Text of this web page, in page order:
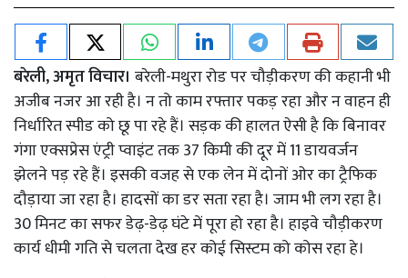
बरेली, अमृत विचार। बरेली-मथुरा रोड पर चौड़ीकरण की कहानी भी
अजीब नजर आ रही है। न तो काम रफ्तार पकड़ रहा और न वाहन ही
निर्धारित स्पीड को छू पा रहे हैं। सड़क की हालत ऐसी है कि बिनावर
गंगा एक्सप्रेस एंट्री प्वाइंट तक 37 किमी की दूर में 11 डायवर्जन
झेलने पड़ रहे हैं। इसकी वजह से एक लेन में दोनों ओर का ट्रैफिक
दौड़ाया जा रहा है। हादसों का डर सता रहा है। जाम भी लग रहा है।
30 मिनट का सफर डेढ़-डेढ़ घंटे में पूरा हो रहा है। हाइवे चौड़ीकरण
कार्य धीमी गति से चलता देख हर कोई सिस्टम को कोस रहा हे।